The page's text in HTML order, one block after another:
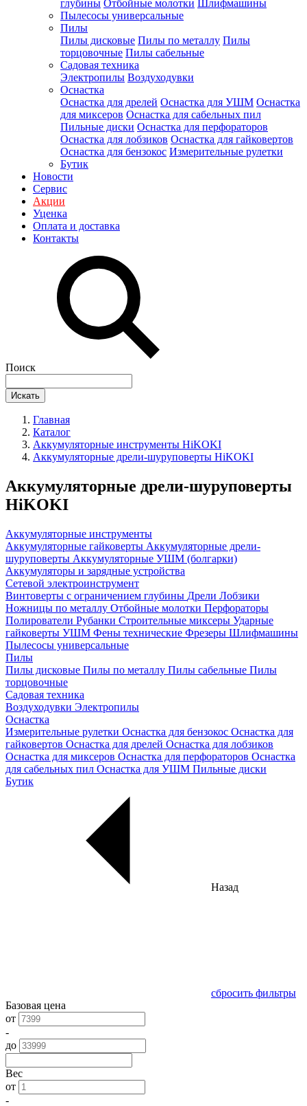
глубины Отбойные молотки Шлифмашины
Пылесосы универсальные
Пилы
Пилы дисковые Пилы по металлу Пилы
торцовочные Пилы сабельные
Садовая техника
Электропилы Воздуходувки
Оснастка
Оснастка для дрелей Оснастка для УШМ Оснастка
для миксеров Оснастка для сабельных пил
Пильные диски Оснастка для перфораторов
Оснастка для лобзиков Оснастка для гайковертов
Оснастка для бензокос Измерительные рулетки
Бутик
Новости
Сервис
Акции
Уценка
Оплата и доставка
Контакты
Поиск
Искать
Главная
Каталог
Аккумуляторные инструменты HiKOKI
Аккумуляторные дрели-шуруповерты HiKOKI
Аккумуляторные дрели-шуруповерты
HiKOKI
Аккумуляторные инструменты
Аккумуляторные гайковерты Аккумуляторные дрели-
шуруповерты Аккумуляторные УШМ (болгарки)
Аккумуляторы и зарядные устройства
Сетевой электроинструмент
Винтоверты с ограничением глубины Дрели Лобзики
Ножницы по металлу Отбойные молотки Перфораторы
Полирователи Рубанки Строительные миксеры Ударные
гайковерты УШМ Фены технические Фрезеры Шлифмашины
Пылесосы универсальные
Пилы
Пилы дисковые Пилы по металлу Пилы сабельные Пилы
торцовочные
Садовая техника
Воздуходувки Электропилы
Оснастка
Измерительные рулетки Оснастка для бензокос Оснастка для
гайковертов Оснастка для дрелей Оснастка для лобзиков
Оснастка для миксеров Оснастка для перфораторов Оснастка
для сабельных пил Оснастка для УШМ Пильные диски
Бутик
Назад
сбросить фильтры
Базовая цена
от
-
до
Вес
от
-